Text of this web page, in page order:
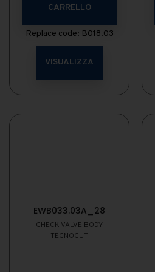
CARRELLO
Replace code: B018.03
VISUALIZZA
EWB033.03A_28
CHECK VALVE BODY
TECNOCUT